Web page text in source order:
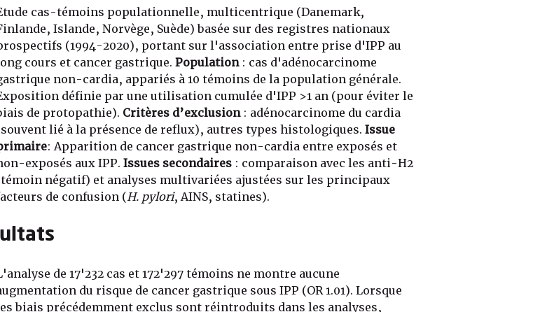
cas-témoins populationnelle, multicentrique (Danemark,
Islande, Norvège, Suède) basée sur des registres nationaux
(1994-2020), portant sur l'association entre prise d'IPP au
cours et cancer gastrique. Population : cas d'adénocarcinome
non-cardia, appariés à 10 témoins de la population générale.
définie par une utilisation cumulée d'IPP >1 an (pour éviter le
de protopathie). Critères d’exclusion: adénocarcinome du cardia
lié à la présence de reflux), autres types histologiques. Issue
: Apparition de cancer gastrique non-cardia entre exposés et
exposés aux IPP. Issues secondaires: comparaison avec les anti-H2
négatif) et analyses multivariées ajustées sur les principaux
de confusion (H. pylori, AINS, statines).
de 17'232 cas et 172'297 témoins ne montre aucune
du risque de cancer gastrique sous IPP (OR 1.01). Lorsque
biais précédemment exclus sont réintroduits dans les analyses,